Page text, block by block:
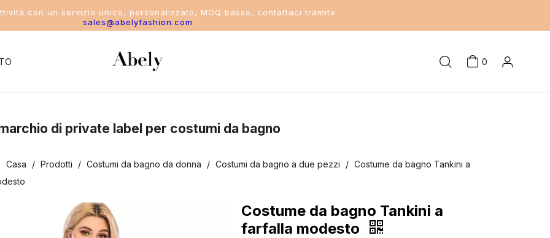
con un servizio unico, personalizzato, MOQ basso, contattaci tramite
sales@abelyfashion.com
settore
intero
da bagno a due pezzi
0
di private label per costumi da bagno
Casa / Prodotti / Costumi da bagno da donna / Costumi da bagno a due pezzi / Costume da bagno Tankini a
Costume da bagno Tankini a
farfalla modesto